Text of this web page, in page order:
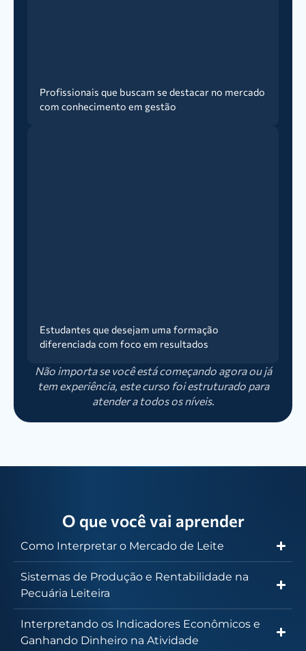
Profissionais que buscam se destacar no mercado
com conhecimento em gestão
Estudantes que desejam uma formação
diferenciada com foco em resultados
Não importa se você está começando agora ou já
tem experiência, este curso foi estruturado para
atender a todos os níveis.
O que você vai aprender
Como Interpretar o Mercado de Leite
Sistemas de Produção e Rentabilidade na
Pecuária Leiteira
Interpretando os Indicadores Econômicos e
Ganhando Dinheiro na Atividade